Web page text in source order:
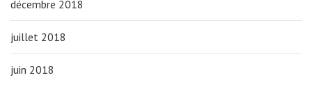
décembre 2018
juillet 2018
juin 2018